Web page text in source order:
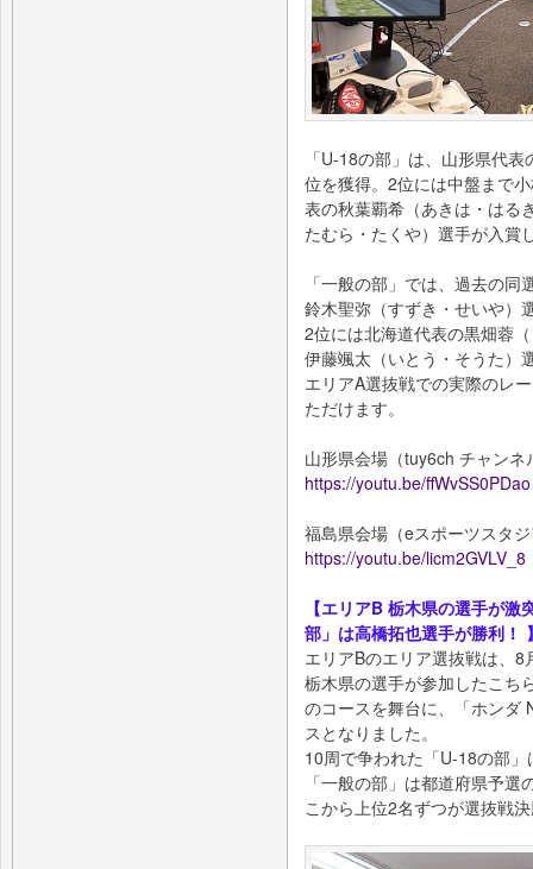
「U-18の部」は、山形県代
位を獲得。2位には中盤まで
表の秋葉覇希（あきは・はる
たむら・たくや）選手が入賞
「一般の部」では、過去の
鈴木聖弥（すずき・せいや）
2位には北海道代表の黒畑蓉
伊藤颯太（いとう・そうた）
エリアA選抜戦での実際のレ
ただけます。
山形県会場（tuy6ch チャンネ
https://youtu.be/ffWvSS0PDao
福島県会場（eスポーツスタ
https://youtu.be/licm2GVLV_8
【エリアB 栃木県の選手が
部」は高橋拓也選手が勝利！
エリアBのエリア選抜戦は、
栃木県の選手が参加したこち
のコースを舞台に、「ホンダ
スとなりました。
10周で争われた「U-18の部
「一般の部」は都道府県予
こから上位2名ずつが選抜戦